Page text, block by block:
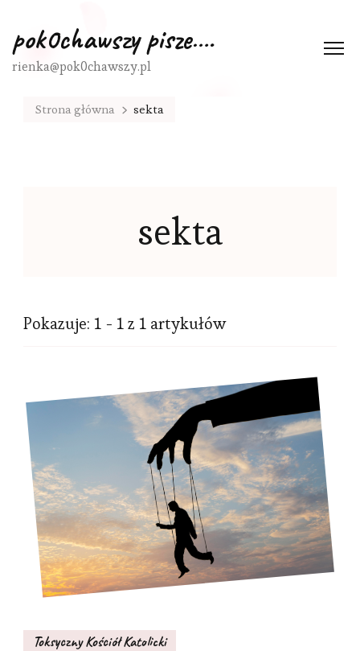
pok0chawszy pisze….
rienka@pok0chawszy.pl
Strona główna sekta
sekta
Pokazuje: 1 - 1 z 1 artykułów
Toksyczny Kościół Katolicki